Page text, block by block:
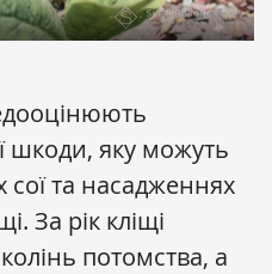
шкоди, яку можуть
сої та насадженнях
За рік кліщі
потомства, а